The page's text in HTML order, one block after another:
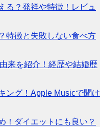
る？発祥や特徴！レビュ
特徴と失敗しない食べ方
来を紹介！経歴や結婚歴
ング！Apple Musicで聞け
！ダイエットにも良い？